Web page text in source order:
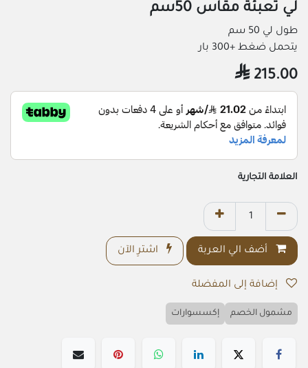
لي تعبئة مقاس 50سم
طول لي 50 سم
يتحمل ضغط +300 بار
215.00

العلامة التجارية
أضف الي العربة اشترِ الآن
مشمول الخصم إكسسوارات